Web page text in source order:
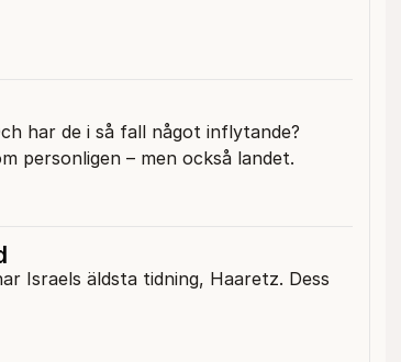
har de i så fall något inflytande?
personligen – men också landet.
Israels äldsta tidning, Haaretz. Dess